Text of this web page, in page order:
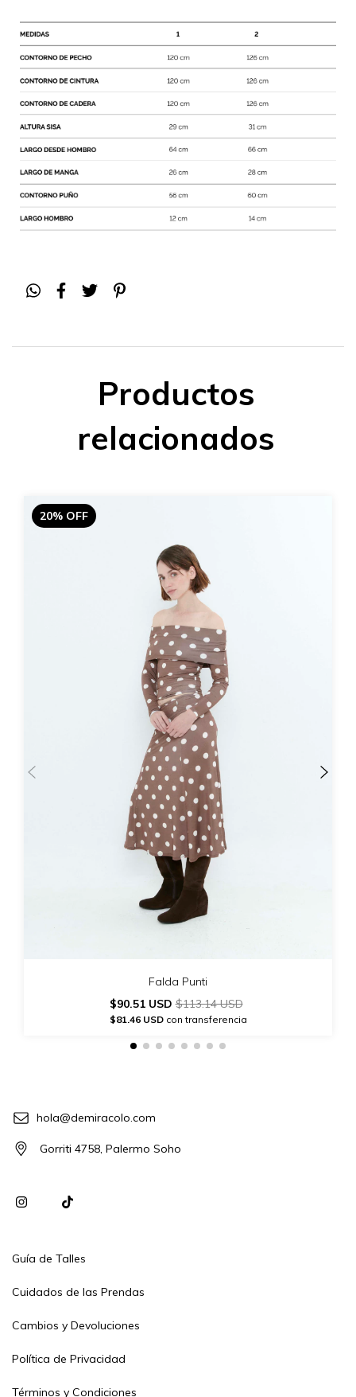
Productos
relacionados
20% OFF
Falda Punti
$90.51 USD$113.14 USD
$81.46 USDcon transferencia
hola@demiracolo.com
Gorriti 4758, Palermo Soho
Guía de Talles
Cuidados de las Prendas
Cambios y Devoluciones
Política de Privacidad
Términos y Condiciones